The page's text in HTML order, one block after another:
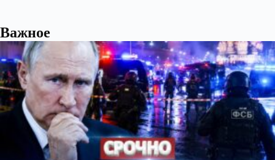
Важное